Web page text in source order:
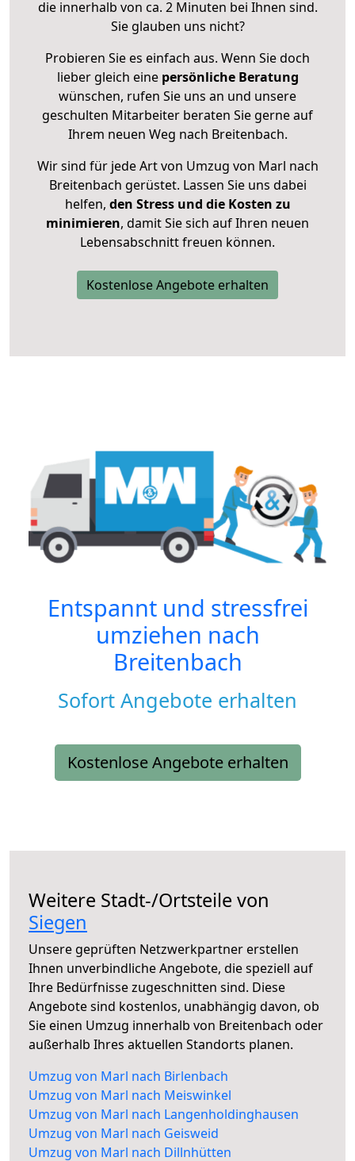
die innerhalb von ca. 2 Minuten bei Ihnen sind.
Sie glauben uns nicht?
Probieren Sie es einfach aus. Wenn Sie doch
lieber gleich eine persönliche Beratung
wünschen, rufen Sie uns an und unsere
geschulten Mitarbeiter beraten Sie gerne auf
Ihrem neuen Weg nach Breitenbach.
Wir sind für jede Art von Umzug von Marl nach
Breitenbach gerüstet. Lassen Sie uns dabei
helfen, den Stress und die Kosten zu
minimieren, damit Sie sich auf Ihren neuen
Lebensabschnitt freuen können.
Kostenlose Angebote erhalten
Entspannt und stressfrei
umziehen nach
Breitenbach
Sofort Angebote erhalten
Kostenlose Angebote erhalten
Weitere Stadt-/Ortsteile von
Siegen
Unsere geprüften Netzwerkpartner erstellen
Ihnen unverbindliche Angebote, die speziell auf
Ihre Bedürfnisse zugeschnitten sind. Diese
Angebote sind kostenlos, unabhängig davon, ob
Sie einen Umzug innerhalb von Breitenbach oder
außerhalb Ihres aktuellen Standorts planen.
Umzug von Marl nach Birlenbach
Umzug von Marl nach Meiswinkel
Umzug von Marl nach Langenholdinghausen
Umzug von Marl nach Geisweid
Umzug von Marl nach Dillnhütten